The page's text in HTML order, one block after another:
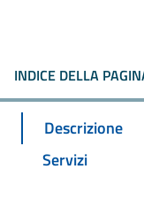
INDICE DELLA
Descrizione
Servizi